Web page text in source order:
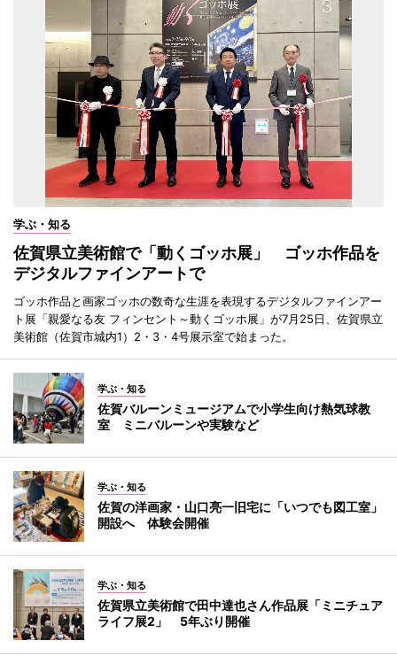
学ぶ・知る
佐賀県立美術館で「動くゴッホ展」 ゴッホ作品を
デジタルファインアートで
ゴッホ作品と画家ゴッホの数奇な生涯を表現するデジタルファインアー
ト展「親愛なる友 フィンセント～動くゴッホ展」が7月25日、佐賀県立
美術館（佐賀市城内1）2・3・4号展示室で始まった。
学ぶ・知る
佐賀バルーンミュージアムで小学生向け熱気球教
室 ミニバルーンや実験など
学ぶ・知る
佐賀の洋画家・山口亮一旧宅に「いつでも図工室」
開設へ 体験会開催
学ぶ・知る
佐賀県立美術館で田中達也さん作品展「ミニチュア
ライフ展2」 5年ぶり開催